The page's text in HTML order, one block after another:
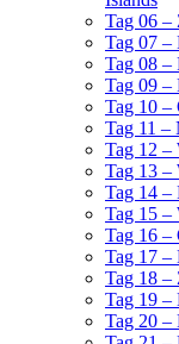
Tag 06 –
Tag 07 –
Tag 08 –
Tag 09 –
Tag 10 –
Tag 11 –
Tag 12 –
Tag 13 –
Tag 14 –
Tag 15 –
Tag 16 –
Tag 17 –
Tag 18 –
Tag 19 –
Tag 20 –